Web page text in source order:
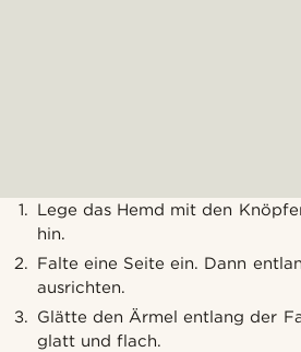
Lege das Hemd mit den
hin.
Falte eine Seite ein. Dann
ausrichten.
Glätte den Ärmel entlang der
glatt und flach.